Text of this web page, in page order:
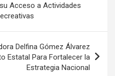
Acceso a Actividades
Delfina Gómez Álvarez
Estatal Para Fortalecer la
Estrategia Nacional